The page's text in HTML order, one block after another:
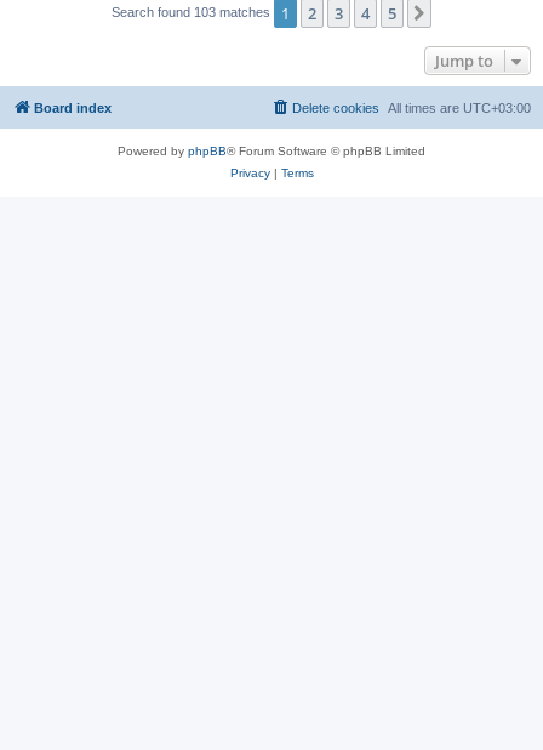
Search found 103 matches 1 2 3 4 5
Jump to
Board index All times are UTC+03:00
Delete cookies
Powered by phpBB® Forum Software © phpBB Limited
Privacy| Terms